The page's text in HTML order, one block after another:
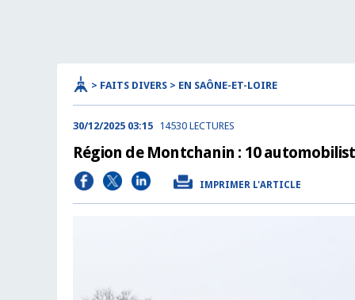
> FAITS DIVERS > EN SAÔNE-ET-LOIRE
30/12/2025 03:15 14530 LECTURES
Région de Montchanin : 10
IMPRIMER L'ARTICLE